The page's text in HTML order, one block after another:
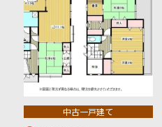
中古一戸建て